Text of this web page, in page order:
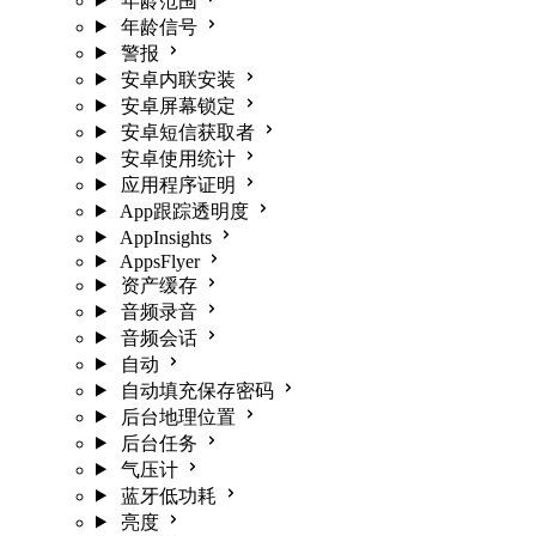
年龄信号
警报
安卓内联安装
安卓屏幕锁定
安卓短信获取者
安卓使用统计
应用程序证明
App跟踪透明度
AppInsights
AppsFlyer
资产缓存
音频录音
音频会话
自动
自动填充保存密码
后台地理位置
后台任务
气压计
蓝牙低功耗
亮度